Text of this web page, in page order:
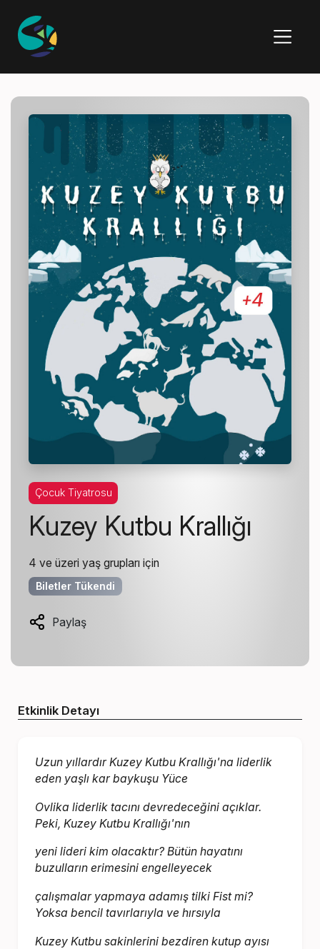
Çocuk Tiyatrosu
Kuzey Kutbu Krallığı
4 ve üzeri yaş grupları için
Biletler Tükendi
Paylaş
Etkinlik Detayı
Uzun yıllardır Kuzey Kutbu Krallığı'na liderlik
eden yaşlı kar baykuşu Yüce
Ovlika liderlik tacını devredeceğini açıklar.
Peki, Kuzey Kutbu Krallığı'nın
yeni lideri kim olacaktır? Bütün hayatını
buzulların erimesini engelleyecek
çalışmalar yapmaya adamış tilki Fist mi?
Yoksa bencil tavırlarıyla ve hırsıyla
Kuzey Kutbu sakinlerini bezdiren kutup ayısı